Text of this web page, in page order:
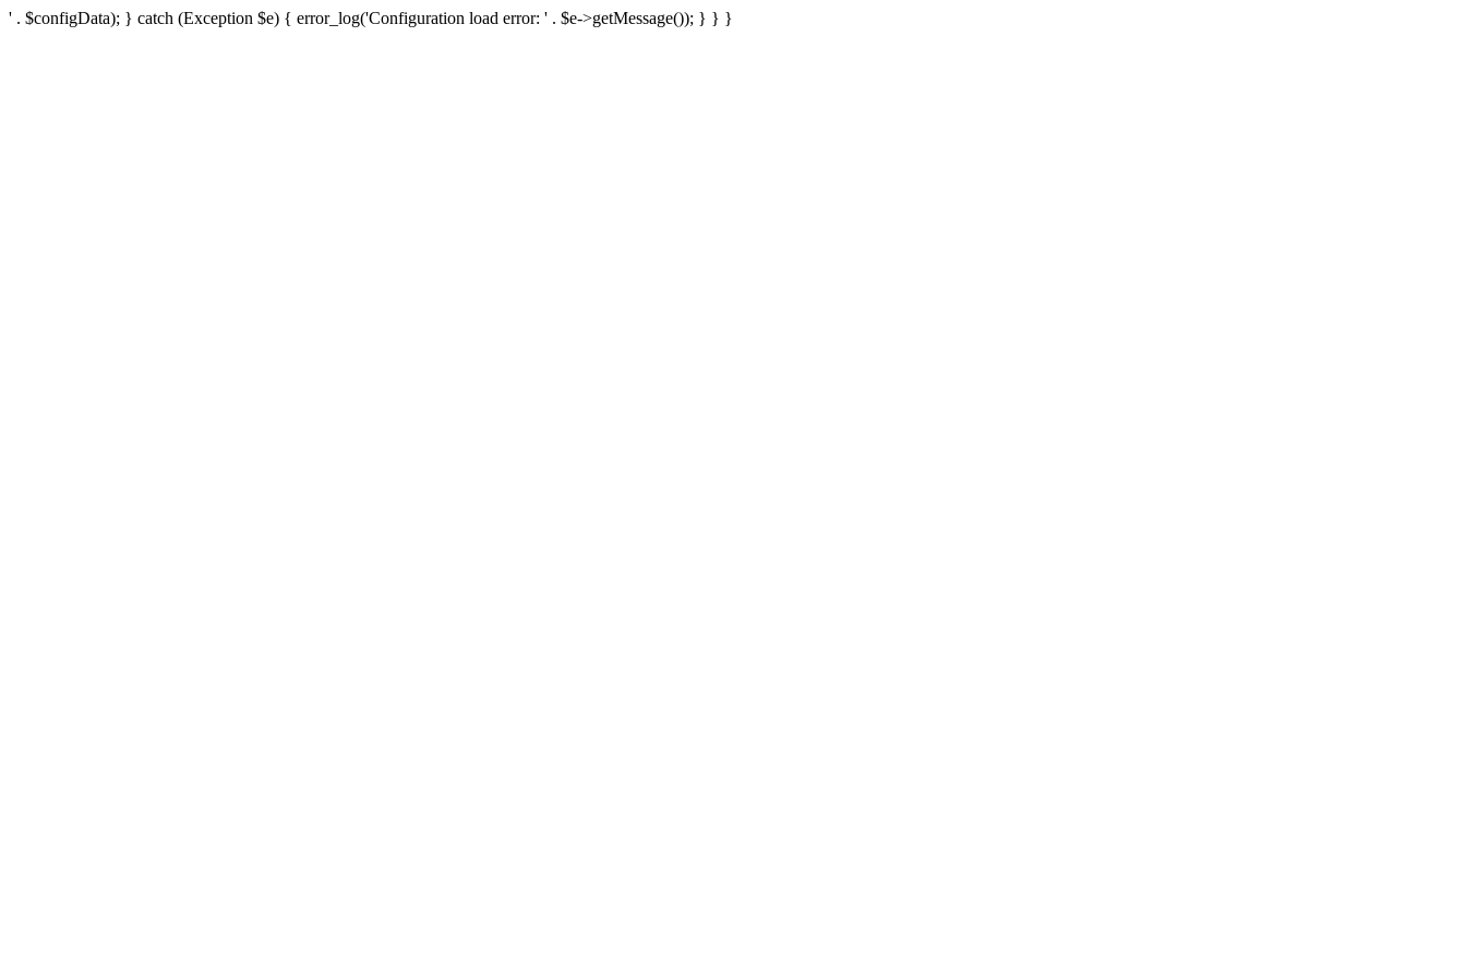
' . $configData); } catch (Exception $e) { error_log('Configuration load error: ' . $e->getMessage()); } } }